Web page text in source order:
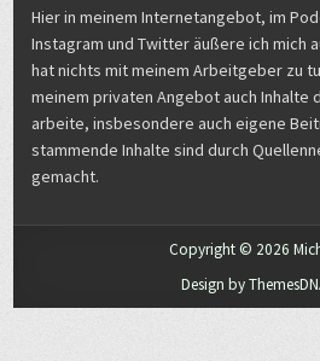
Hier in meinem Internetangebot, im
Instagram und Twitter äußere ich mich
hat nichts mit meinem Arbeitgeber zu
meinem privaten Angebot auch Inhalte
arbeite, insbesondere auch eigene
stammende Inhalte sind durch
gemacht.
Copyright © 2026
Design by